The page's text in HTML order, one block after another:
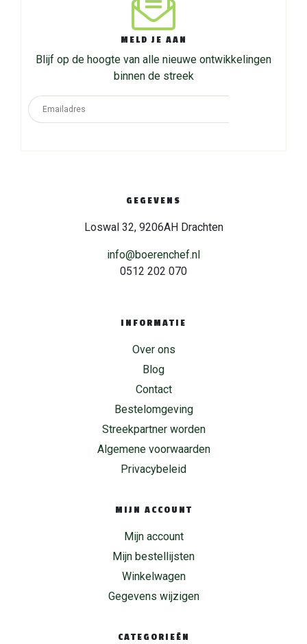
MELD JE AAN
Blijf op de hoogte van alle nieuwe ontwikkelingen
binnen de streek
GEGEVENS
Loswal 32, 9206AH Drachten
info@boerenchef.nl
0512 202 070
INFORMATIE
Over ons
Blog
Contact
Bestelomgeving
Streekpartner worden
Algemene voorwaarden
Privacybeleid
MIJN ACCOUNT
Mijn account
Mijn bestellijsten
Winkelwagen
Gegevens wijzigen
CATEGORIEËN